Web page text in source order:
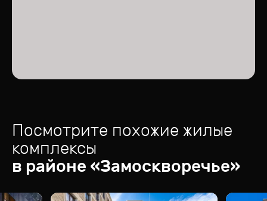
Посмотрите похожие жилые
комплексы
в районе «Замоскворечье»